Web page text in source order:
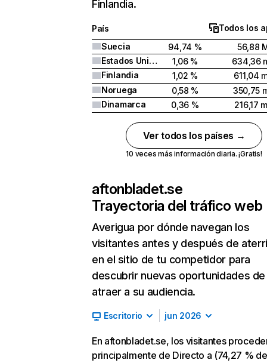
Finlandia.
País
Todos los
Suecia
94,74 %
56,88
Estados Unidos
1,06 %
634,36
Finlandia
1,02 %
611,04
Noruega
0,58 %
350,75
Dinamarca
0,36 % 216,17
Ver todos los países →
10 veces más información diaria. ¡Gratis!
aftonbladet.se
Trayectoria del tráfico web
Averigua por dónde navegan los
visitantes antes y después de
en el sitio de tu competidor para
descubrir nuevas oportunidades de
atraer a su audiencia.
Escritorio jun 2026
En aftonbladet.se, los visitantes
principalmente de Directo a (74,27 % de